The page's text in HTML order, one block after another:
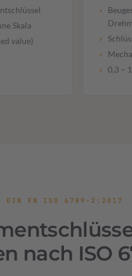
Skala
value)
0,3 –
DIN EN ISO 6789-2:2017
nach ISO